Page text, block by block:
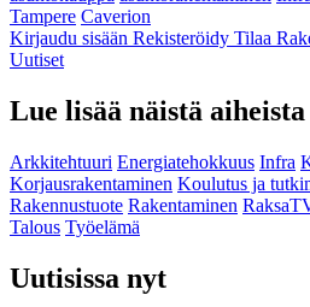
Tampere Caverion
Kirjaudu sisään Rekisteröidy Tilaa
Uutiset
Lue lisää näistä aiheista
Arkkitehtuuri Energiatehokkuus Infra
Korjausrakentaminen Koulutus ja
Rakennustuote Rakentaminen
Talous Työelämä
Uutisissa nyt